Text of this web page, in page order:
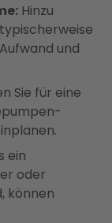
Hinzu
und
Sie für eine
ein
oder
können